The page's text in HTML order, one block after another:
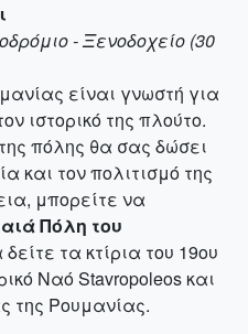
- Ξενοδοχείο (30
είναι γνωστή για
ιστορικό της πλούτο.
πόλης θα σας δώσει
και τον πολιτισμό της
μπορείτε να
Πόλη του
δείτε τα κτίρια του 19ου
Ναό Stavropoleos και
της Ρουμανίας.